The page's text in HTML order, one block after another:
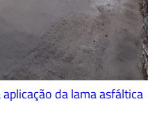
da lama asfáltica